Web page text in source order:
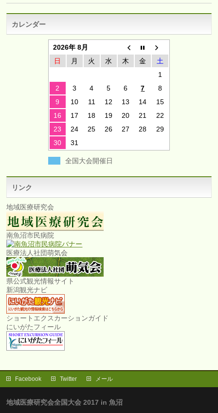
カレンダー
2026年 8月
日
月 火 水 木 金
土
1
2
3 4 5 6 7
8
9
10 11 12 13 14
15
16
17 18 19 20 21
22
23
24 25 26 27 28
29
30
31
全国大会開催日
リンク
地域医療研究会
南魚沼市民病院
医療法人社団萌気会
県公式観光情報サイト
新潟観光ナビ
ショートエクスカーションガイド
にいがたフィール
Facebook Twitter メール
地域医療研究会全国大会 2017 in 魚沼